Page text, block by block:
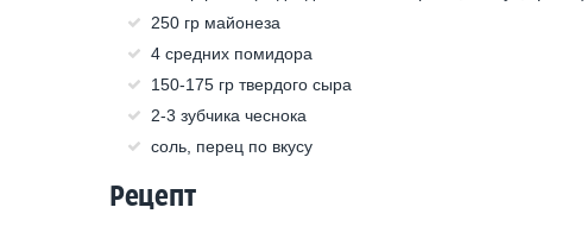
250 гр майонеза
4 средних помидора
150-175 гр твердого сыра
2-3 зубчика чеснока
соль, перец по вкусу
Рецепт